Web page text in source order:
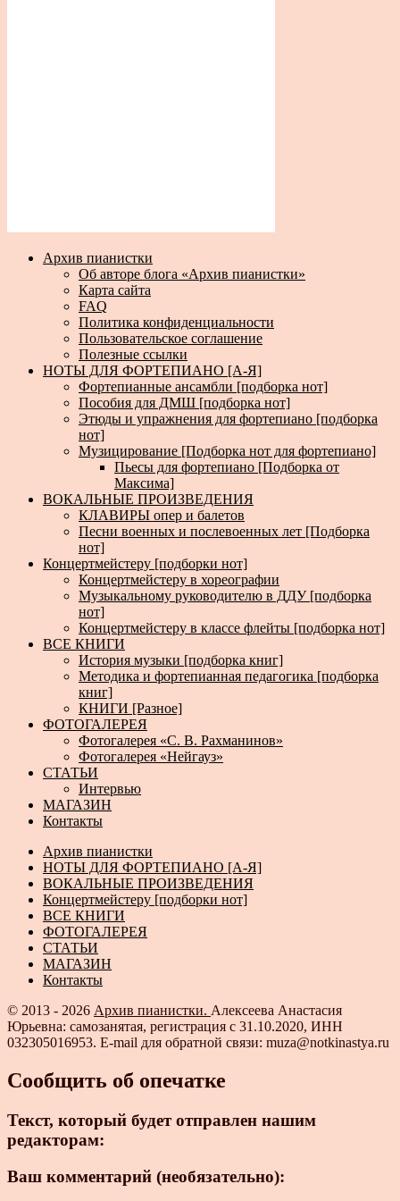
Архив пианистки
Об авторе блога «Архив пианистки»
Карта сайта
FAQ
Политика конфиденциальности
Пользовательское соглашение
Полезные ссылки
НОТЫ ДЛЯ ФОРТЕПИАНО [А-Я]
Фортепианные ансамбли [подборка нот]
Пособия для ДМШ [подборка нот]
Этюды и упражнения для фортепиано [подборка
нот]
Музицирование [Подборка нот для фортепиано]
Пьесы для фортепиано [Подборка от
Максима]
ВОКАЛЬНЫЕ ПРОИЗВЕДЕНИЯ
КЛАВИРЫ опер и балетов
Песни военных и послевоенных лет [Подборка
нот]
Концертмейстеру [подборки нот]
Концертмейстеру в хореографии
Музыкальному руководителю в ДДУ [подборка
нот]
Концертмейстеру в классе флейты [подборка нот]
ВСЕ КНИГИ
История музыки [подборка книг]
Методика и фортепианная педагогика [подборка
книг]
КНИГИ [Разное]
ФОТОГАЛЕРЕЯ
Фотогалерея «С. В. Рахманинов»
Фотогалерея «Нейгауз»
СТАТЬИ
Интервью
МАГАЗИН
Контакты
Архив пианистки
НОТЫ ДЛЯ ФОРТЕПИАНО [А-Я]
ВОКАЛЬНЫЕ ПРОИЗВЕДЕНИЯ
Концертмейстеру [подборки нот]
ВСЕ КНИГИ
ФОТОГАЛЕРЕЯ
СТАТЬИ
МАГАЗИН
Контакты
© 2013 - 2026 Архив пианистки. Алексеева Анастасия
Юрьевна: самозанятая, регистрация с 31.10.2020, ИНН
032305016953. E-mail для обратной связи: muza@notkinastya.ru
Сообщить об опечатке
Текст, который будет отправлен нашим
редакторам:
Ваш комментарий (необязательно):